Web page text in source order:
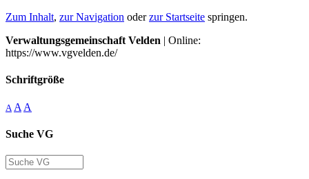
Zum Inhalt, zur Navigation oderzur Startseite springen.
Verwaltungsgemeinschaft Velden | Online:
https://www.vgvelden.de/
Schriftgröße
A A A
Suche VG